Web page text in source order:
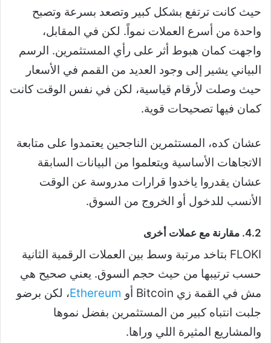
حيث كانت ترتفع بشكل كبير وتصعد بسرعة وتصبح
واحدة من أسرع العملات نمواً. لكن في المقابل،
واجهت كمان هبوط أثر على رأي المستثمرين. الرسم
البياني يشير إلى وجود العديد من القمم في الأسعار
حيث وصلت لأرقام قياسية، لكن في نفس الوقت كانت
كمان فيها تصحيحات قوية.
عشان كده، المستثمرين الناجحين يعتمدوا على متابعة
الاتجاهات الأساسية ويتعلموا من البيانات السابقة
عشان يقدروا ياخدوا قرارات مدروسة عن الوقت
الأنسب للدخول أو الخروج من السوق.
4.2. مقارنة مع عملات أخرى
FLOKI بتاخد مرتبة وسط بين العملات الرقمية الثانية
حسب ترتيبها من حيث حجم السوق. يعني صحيح هي
مش في القمة زي Bitcoin أو
Ethereum، لكن برضو
جلبت انتباه كبير من المستثمرين بفضل نموها
والمشاريع المثيرة اللي وراها.